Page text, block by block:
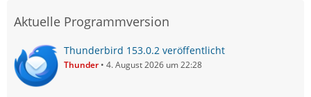
Aktuelle Programmversion
Thunderbird 153.0.2 veröffentlicht
Thunder 4. August 2026 um 22:28